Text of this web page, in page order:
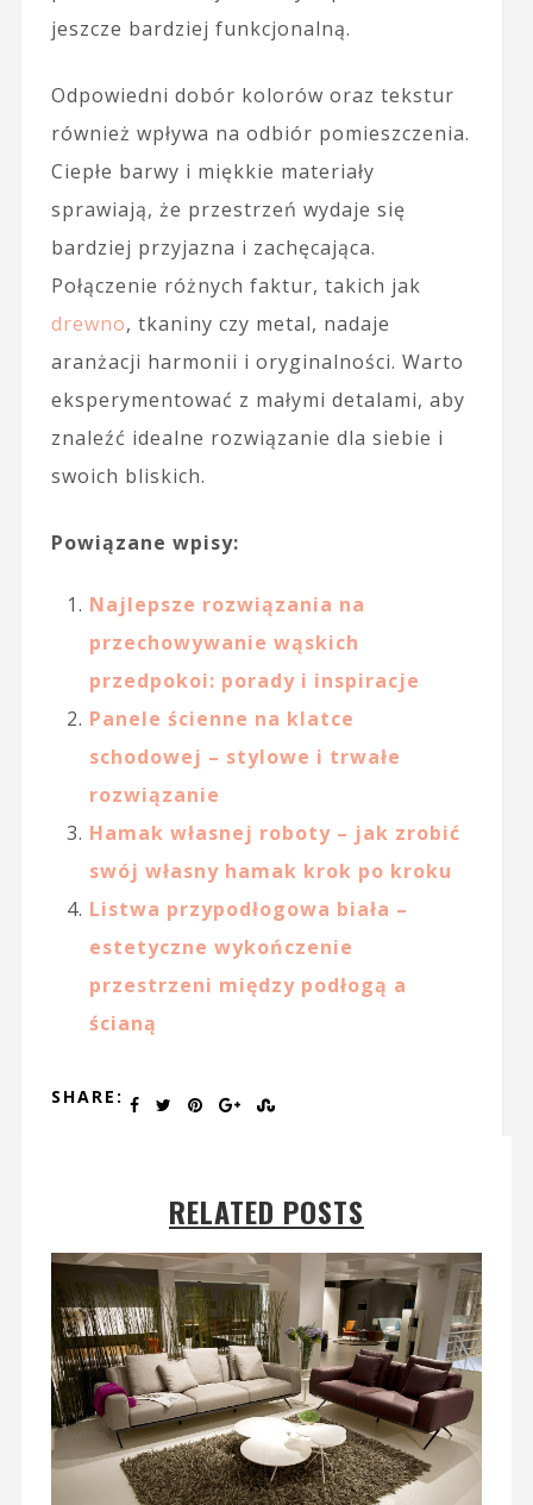
jeszcze bardziej funkcjonalną.
Odpowiedni dobór kolorów oraz tekstur
również wpływa na odbiór pomieszczenia.
Ciepłe barwy i miękkie materiały
sprawiają, że przestrzeń wydaje się
bardziej przyjazna i zachęcająca.
Połączenie różnych faktur, takich jak
drewno, tkaniny czy metal, nadaje
aranżacji harmonii i oryginalności. Warto
eksperymentować z małymi detalami, aby
znaleźć idealne rozwiązanie dla siebie i
swoich bliskich.
Powiązane wpisy:
Najlepsze rozwiązania na
przechowywanie wąskich
przedpokoi: porady i inspiracje
Panele ścienne na klatce
schodowej – stylowe i trwałe
rozwiązanie
Hamak własnej roboty – jak zrobić
swój własny hamak krok po kroku
Listwa przypodłogowa biała –
estetyczne wykończenie
przestrzeni między podłogą a
ścianą
SHARE:
RELATED POSTS